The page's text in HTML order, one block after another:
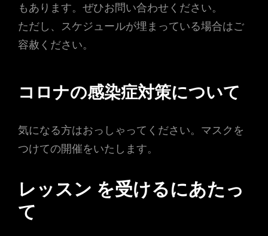
もあります。ぜひお問い合わせください。
ただし、スケジュールが埋まっている場合はご
容赦ください。
コロナの感染症対策について
気になる方はおっしゃってください。マスクを
つけての開催をいたします。
レッスン を受けるにあたっ
て